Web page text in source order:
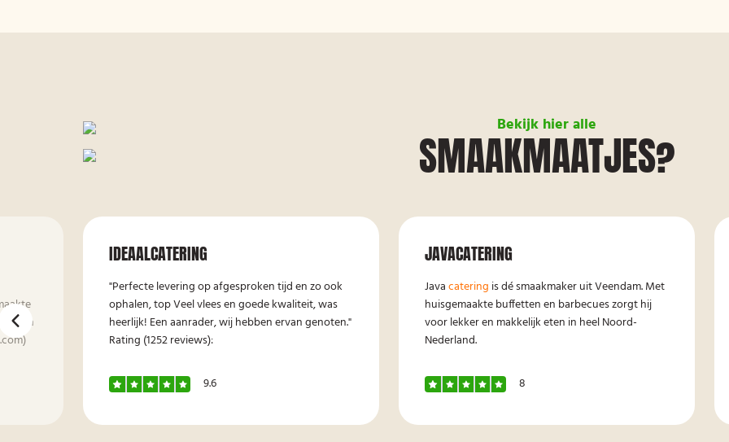
Bekijk hier alle
SMAAKMAATJES?
Ben
IDEAALCATERING
"Perfecte levering op afgesproken tijd en zo ook
ophalen, top Veel vlees en goede kwaliteit, was
heerlijk! Een aanrader, wij hebben ervan genoten."
Rating (1252 reviews):
9.6
JAVACATERING
Javacatering is dé smaakmaker uit Veendam. Met
huisgemaakte buffetten en barbecues zorgt hij
voor lekker en makkelijk eten in heel Noord-
Nederland.
8